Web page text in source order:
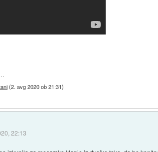
(2. avg 2020 ob 21:31)
22:13